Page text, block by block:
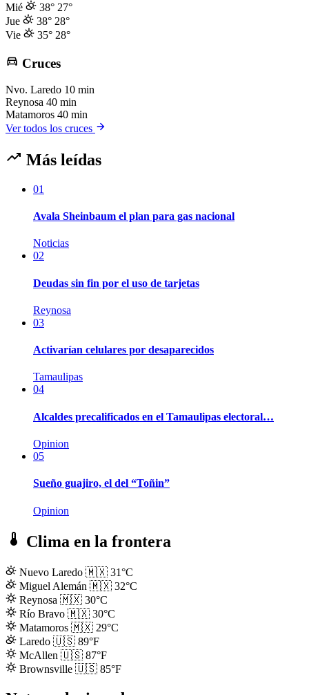
Mié
38° 27°
Jue
38° 28°
Vie
35° 28°
Cruces
Nvo. Laredo 10 min
Reynosa 40 min
Matamoros 40 min
Ver todos los cruces
Más leídas
01
Avala Sheinbaum el plan para gas nacional
Noticias
02
Deudas sin fin por el uso de tarjetas
Reynosa
03
Activarían celulares por desaparecidos
Tamaulipas
04
Alcaldes precalificados en el Tamaulipas electoral…
Opinion
05
Sueño guajiro, el del “Toñin”
Opinion
Clima en la frontera
Nuevo Laredo 🇲🇽 31°C
Miguel Alemán 🇲🇽 32°C
Reynosa 🇲🇽 30°C
Río Bravo 🇲🇽 30°C
Matamoros 🇲🇽 29°C
Laredo 🇺🇸 89°F
McAllen 🇺🇸 87°F
Brownsville 🇺🇸 85°F